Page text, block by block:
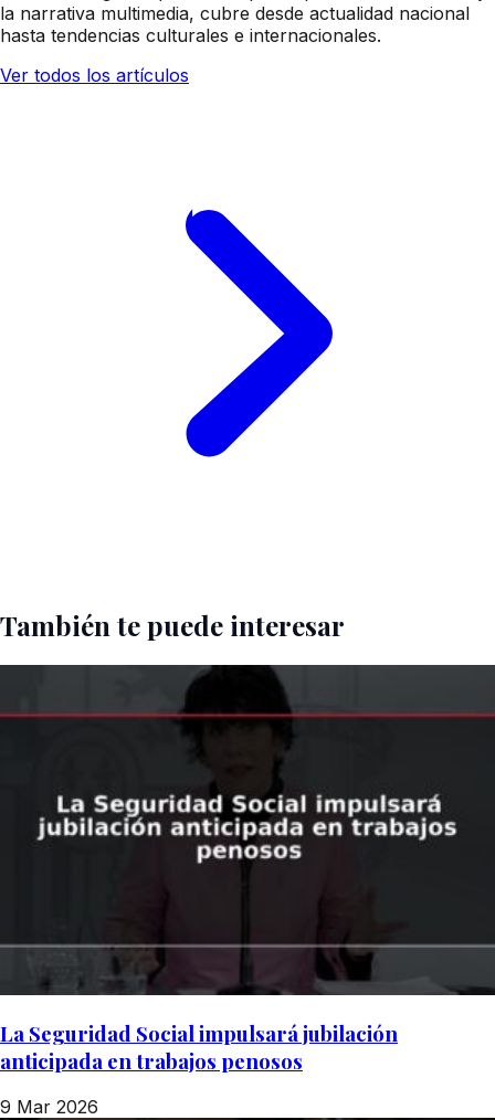
la narrativa multimedia, cubre desde actualidad nacional
hasta tendencias culturales e internacionales.
Ver todos los artículos
También te puede interesar
La Seguridad Social impulsará jubilación
anticipada en trabajos penosos
9 Mar 2026